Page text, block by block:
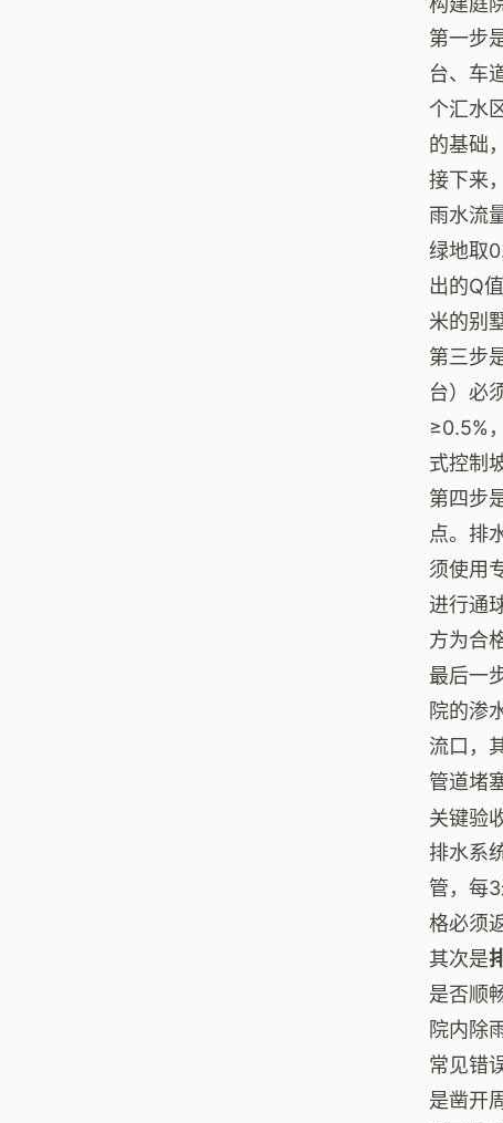
第一步
台、车
个汇水
的基础
接下来
雨水流
绿地取
出的Q
米的别
第三步
台）必
≥0.5%
式控制
第四步
点。排
须使用
进行通
方为合
最后一
院的渗
流口，
管道堵
关键验
排水系
管，每
格必须
其次是
是否顺
院内除
常见错
是凿开